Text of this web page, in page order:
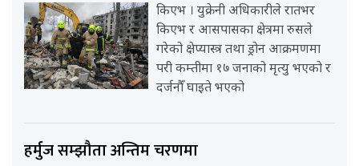
किएभ । युक्रेनी अधिकारीले रातभर
किएभ र आसपासका क्षेत्रमा रुसले
गरेको क्षेप्यास्त्र तथा ड्रोन आक्रमणमा
परी कम्तीमा १७ जनाको मृत्यु भएको र
दर्जनौँ घाइते भएको
हर्मुज सम्झौता अन्तिम चरणमा